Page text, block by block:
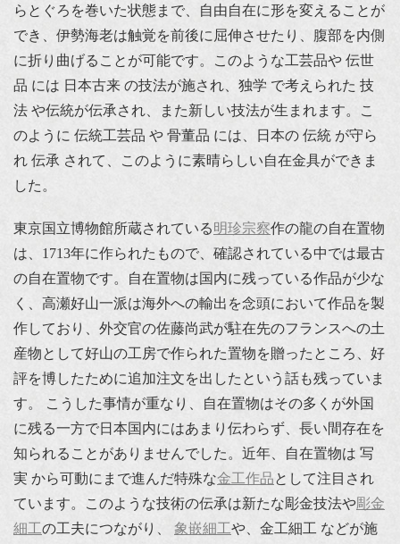
らとぐろを巻いた状態まで、自由自在に形を変えることが
でき、伊勢海老は触覚を前後に屈伸させたり、腹部を内側
に折り曲げることが可能です。このような工芸品や 伝世
品 には 日本古来 の技法が施され、独学 で考えられた 技
法 や伝統が伝承され、また新しい技法が生まれます。こ
のように 伝統工芸品 や 骨董品 には、日本の 伝統 が守ら
れ 伝承 されて、このように素晴らしい自在金具ができま
した。
東京国立博物館所蔵されている明珍宗察作の龍の自在置物
は、1713年に作られたもので、確認されている中では最古
の自在置物です。自在置物は国内に残っている作品が少な
く、高瀬好山一派は海外への輸出を念頭において作品を製
作しており、外交官の佐藤尚武が駐在先のフランスへの土
産物として好山の工房で作られた置物を贈ったところ、好
評を博したために追加注文を出したという話も残っていま
す。 こうした事情が重なり、自在置物はその多くが外国
に残る一方で日本国内にはあまり伝わらず、長い間存在を
知られることがありませんでした。近年、自在置物は 写
実 から可動にまで進んだ特殊な金工作品として注目され
ています。このような技術の伝承は新たな彫金技法や彫金
細工の工夫につながり、 象嵌細工や、金工細工 などが施